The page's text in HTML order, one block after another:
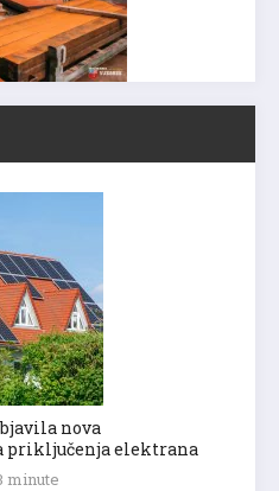
nova
priključenja elektrana
minute